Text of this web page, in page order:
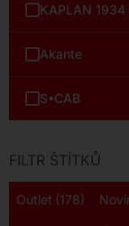
KAPLAN 1934
Akante
S•CAB
FILTR ŠTÍTKŮ
Outlet (178)